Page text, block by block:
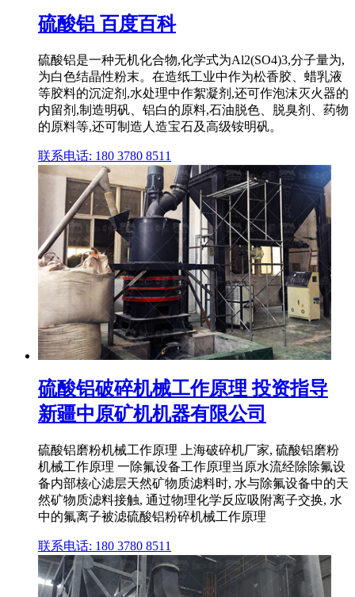
硫酸铝 百度百科
硫酸铝是一种无机化合物,化学式为Al2(SO4)3,分子量为,
为白色结晶性粉末。在造纸工业中作为松香胶、蜡乳液
等胶料的沉淀剂,水处理中作絮凝剂,还可作泡沫灭火器的
内留剂,制造明矾、铝白的原料,石油脱色、脱臭剂、药物
的原料等,还可制造人造宝石及高级铵明矾。
联系电话: 180 3780 8511
硫酸铝破碎机械工作原理 投资指导
新疆中原矿机机器有限公司
硫酸铝磨粉机械工作原理 上海破碎机厂家, 硫酸铝磨粉
机械工作原理 一除氟设备工作原理当原水流经除除氟设
备内部核心滤层天然矿物质滤料时, 水与除氟设备中的天
然矿物质滤料接触, 通过物理化学反应吸附离子交换, 水
中的氟离子被滤硫酸铝粉碎机械工作原理
联系电话: 180 3780 8511